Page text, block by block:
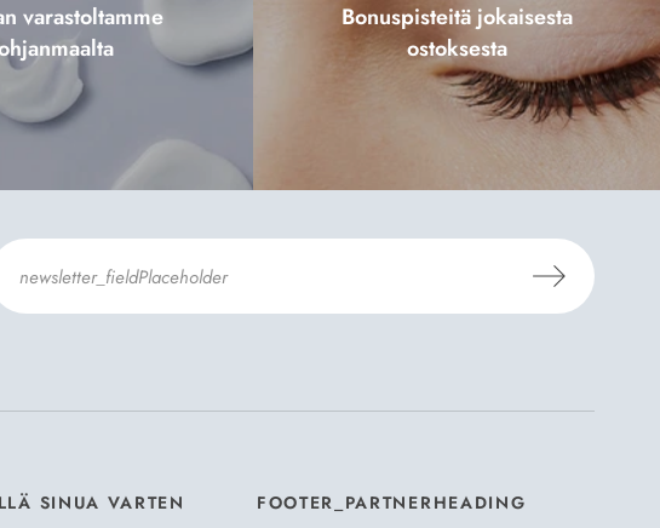
varastoltamme
Bonuspisteitä jokaisesta
ostoksesta
SINUA VARTEN FOOTER_PARTNERHEADING